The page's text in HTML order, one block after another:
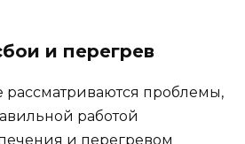
и перегрев
рассматриваются проблемы,
работой
и перегревом